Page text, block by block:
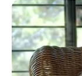
-ad9
Filmes de Esportes
8985 – Filmes
12339 –